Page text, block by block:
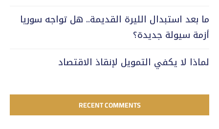
ما بعد استبدال الليرة القديمة.. هل تواجه سوريا
أزمة سيولة جديدة؟
لماذا لا يكفي التمويل لإنقاذ الاقتصاد
RECENT COMMENTS